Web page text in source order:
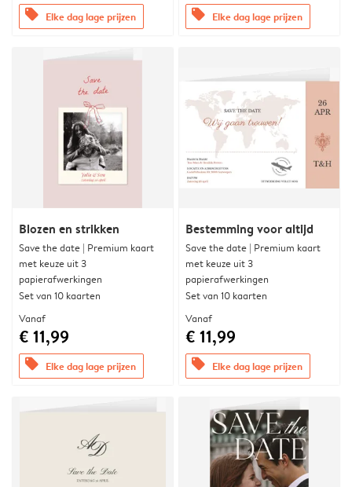
offers Elke dag lage prijzen offers Elke dag lage prijzen
Blozen en strikken
Save the date | Premium kaart
met keuze uit 3
papierafwerkingen
Set van 10 kaarten
Vanaf
€ 11,99
offers Elke dag lage prijzen
Bestemming voor altijd
Save the date | Premium kaart
met keuze uit 3
papierafwerkingen
Set van 10 kaarten
Vanaf
€ 11,99
offers Elke dag lage prijzen